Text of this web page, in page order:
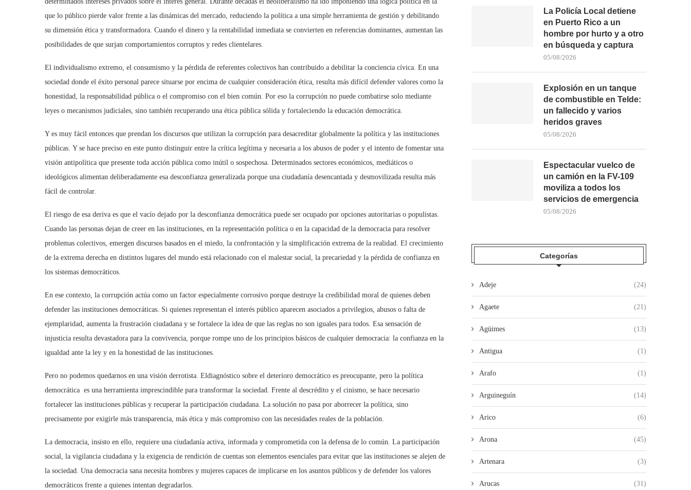
que lo público pierde valor frente a las dinámicas del mercado, reduciendo la política a una simple herramienta de gestión y debilitando
su dimensión ética y transformadora. Cuando el dinero y la rentabilidad inmediata se convierten en referencias dominantes, aumentan las
posibilidades de que surjan comportamientos corruptos y redes clientelares.
El individualismo extremo, el consumismo y la pérdida de referentes colectivos han contribuido a debilitar la conciencia cívica. En una
sociedad donde el éxito personal parece situarse por encima de cualquier consideración ética, resulta más difícil defender valores como la
honestidad, la responsabilidad pública o el compromiso con el bien común. Por eso la corrupción no puede combatirse solo mediante
leyes o mecanismos judiciales, sino también recuperando una ética pública sólida y fortaleciendo la educación democrática.
Y es muy fácil entonces que prendan los discursos que utilizan la corrupción para desacreditar globalmente la política y las instituciones
públicas. Y se hace preciso en este punto distinguir entre la crítica legítima y necesaria a los abusos de poder y el intento de fomentar una
visión antipolítica que presente toda acción pública como inútil o sospechosa. Determinados sectores económicos, mediáticos o
ideológicos alimentan deliberadamente esa desconfianza generalizada porque una ciudadanía desencantada y desmovilizada resulta más
fácil de controlar.
El riesgo de esa deriva es que el vacío dejado por la desconfianza democrática puede ser ocupado por opciones autoritarias o populistas.
Cuando las personas dejan de creer en las instituciones, en la representación política o en la capacidad de la democracia para resolver
problemas colectivos, emergen discursos basados en el miedo, la confrontación y la simplificación extrema de la realidad. El crecimiento
de la extrema derecha en distintos lugares del mundo está relacionado con el malestar social, la precariedad y la pérdida de confianza en
los sistemas democráticos.
En ese contexto, la corrupción actúa como un factor especialmente corrosivo porque destruye la credibilidad moral de quienes deben
defender las instituciones democráticas. Si quienes representan el interés público aparecen asociados a privilegios, abusos o falta de
ejemplaridad, aumenta la frustración ciudadana y se fortalece la idea de que las reglas no son iguales para todos. Esa sensación de
injusticia resulta devastadora para la convivencia, porque rompe uno de los principios básicos de cualquier democracia: la confianza en la
igualdad ante la ley y en la honestidad de las instituciones.
Pero no podemos quedarnos en una visión derrotista. Eldiagnóstico sobre el deterioro democrático es preocupante, pero la política
democrática es una herramienta imprescindible para transformar la sociedad. Frente al descrédito y el cinismo, se hace necesario
fortalecer las instituciones públicas y recuperar la participación ciudadana. La solución no pasa por aborrecer la política, sino
precisamente por exigirle más transparencia, más ética y más compromiso con las necesidades reales de la población.
La democracia, insisto en ello, requiere una ciudadanía activa, informada y comprometida con la defensa de lo común. La participación
social, la vigilancia ciudadana y la exigencia de rendición de cuentas son elementos esenciales para evitar que las instituciones se alejen de
la sociedad. Una democracia sana necesita hombres y mujeres capaces de implicarse en los asuntos públicos y de defender los valores
democráticos frente a quienes intentan degradarlos.
La Policía Local detiene
en Puerto Rico a un
hombre por hurto y a otro
en búsqueda y captura
05/08/2026
Explosión en un tanque
de combustible en Telde:
un fallecido y varios
heridos graves
05/08/2026
Espectacular vuelco de
un camión en la FV-109
moviliza a todos los
servicios de emergencia
05/08/2026
Categorías
Adeje (24)
Agaete (21)
Agüimes (13)
Antigua (1)
Arafo (1)
Arguineguín (14)
Arico (6)
Arona (45)
Artenara (3)
Arucas (31)